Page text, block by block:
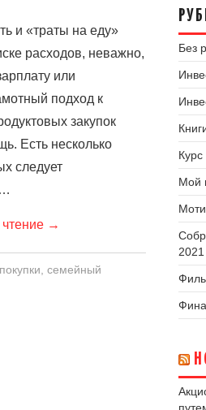
и «траты на еду»
расходов, неважно,
или
подход к
закупок
Есть несколько
следует
→
покупки семейный
Без
Мой
2021